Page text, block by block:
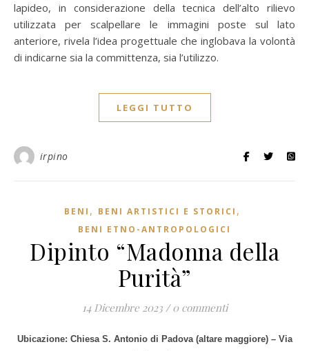
lapideo, in considerazione della tecnica dell’alto rilievo
utilizzata per scalpellare le immagini poste sul lato
anteriore, rivela l’idea progettuale che inglobava la volontà
di indicarne sia la committenza, sia l’utilizzo.
LEGGI TUTTO
irpino
BENI , BENI ARTISTICI E STORICI ,
BENI ETNO-ANTROPOLOGICI
Dipinto “Madonna della
Purità”
14 Dicembre 2023 / 0 commenti
Ubicazione: Chiesa S. Antonio di Padova (altare maggiore) – Via